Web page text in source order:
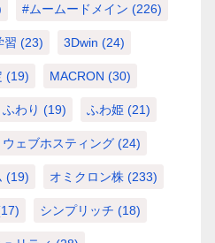
#ムームードメイン (226)
習 (23) 3Dwin (24)
(19) MACRON (30)
ふわり (19) ふわ姫 (21)
ウェブホスティング (24)
(19) オミクロン株 (233)
シンプリッチ (18)